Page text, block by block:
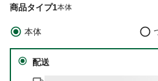
商品タイプ1本体
本体
配送